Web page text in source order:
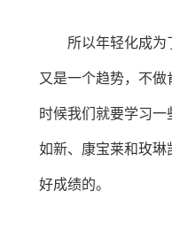
所以年轻化成为
又是一个趋势，不
时候我们就要学习一
如新、康宝莱和玫琳
好成绩的。